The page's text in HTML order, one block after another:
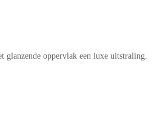
glanzende oppervlak een luxe uitstraling.